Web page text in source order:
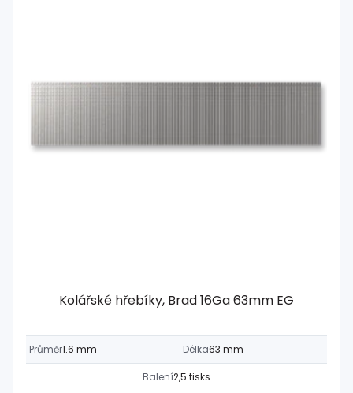
Kolářské hřebíky, Brad 16Ga 63mm EG
Průměr1.6 mm Délka63 mm
Balení2,5 tisks